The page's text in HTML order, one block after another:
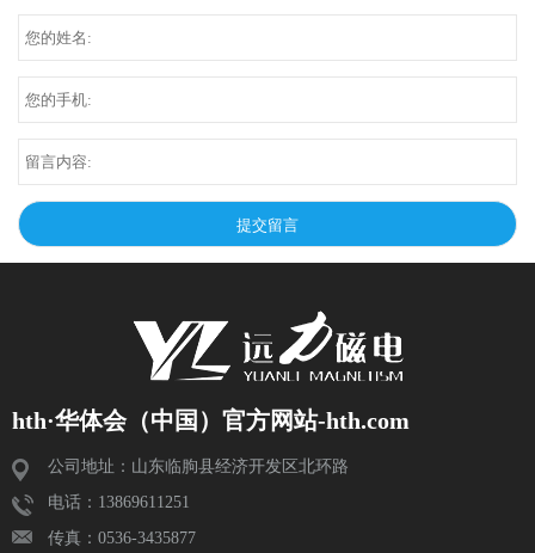
hth·华体会（中国）官方网站-hth.com
公司地址：山东临朐县经济开发区北环路
电话：13869611251
传真：0536-3435877